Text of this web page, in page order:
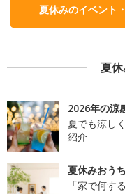
夏休みのイベント
夏
2026年の涼
夏でも涼し
紹介
夏休みおう
「家で何す